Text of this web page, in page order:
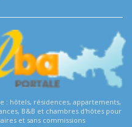
: hôtels, résidences, appartements,
B&B et chambres d'hôtes pour
et sans commissions